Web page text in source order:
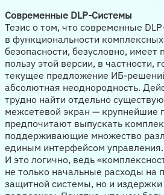
Современные DLP-Системы
Тезис о том, что современные
в функциональности
безопасности, безусловно, имеет
пользу этой версии, в частности,
текущее предложение ИБ-
абсолютная неоднородность.
трудно найти отдельно
межсетевой экран — крупнейшие
предпочитают выпускать
поддерживающие множество
единым интерфейсом управления.
И это логично, ведь
не только начальные расходы на
защитной системы, но и